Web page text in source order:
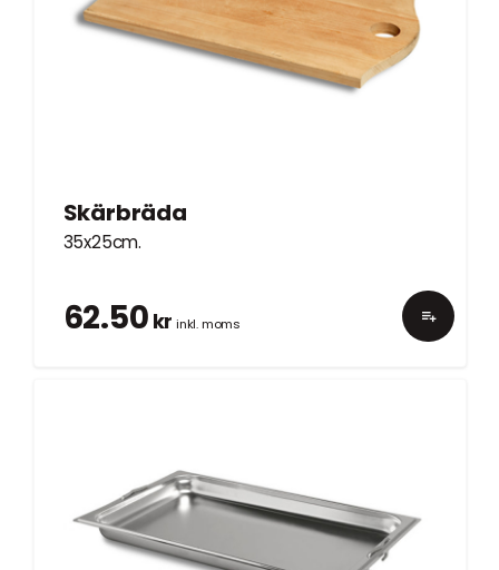
Skärbräda
35x25cm.
62.50 kr inkl. moms